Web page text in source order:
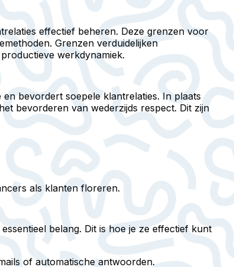
effectief beheren. Deze grenzen voor
Grenzen verduidelijken
werkdynamiek.
bevordert soepele klantrelaties. In plaats
bevorderen van wederzijds respect. Dit zijn
als klanten floreren.
belang. Dit is hoe je ze effectief kunt
of automatische antwoorden.